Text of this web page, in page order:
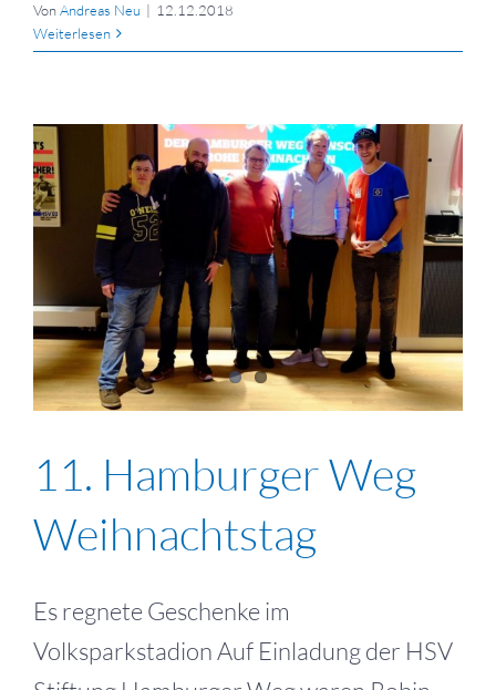
VonAndreas Neu | 12.12.2018
Weiterlesen
11. Hamburger Weg
Weihnachtstag
Es regnete Geschenke im
Volksparkstadion Auf Einladung der HSV